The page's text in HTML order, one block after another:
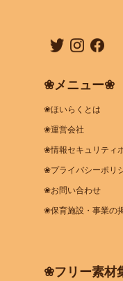
❀メニュー❀
❀ほいらくとは
❀運営会社
❀情報セキュリティ
❀プライバシーポリ
❀お問い合わせ
❀保育施設・事業の
❀フリー素材